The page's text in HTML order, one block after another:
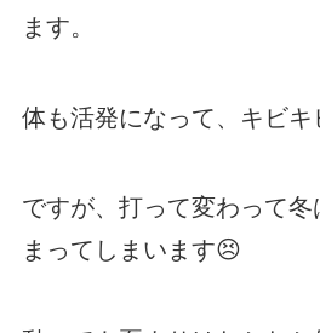
ます。
体も活発になって、キビ
ですが、打って変わって冬
まってしまいます😣